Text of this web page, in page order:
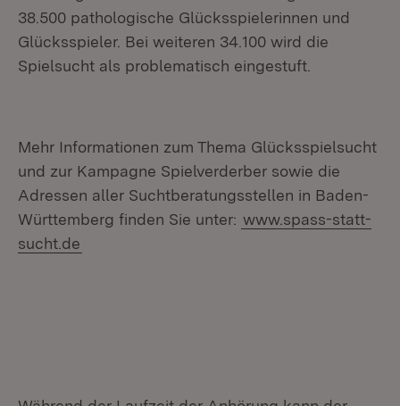
38.500 pathologische Glücksspielerinnen und
Glücksspieler. Bei weiteren 34.100 wird die
Spielsucht als problematisch eingestuft.
Mehr Informationen zum Thema Glücksspielsucht
und zur Kampagne Spielverderber sowie die
Adressen aller Suchtberatungsstellen in Baden-
Württemberg finden Sie unter: www.spass-statt-
sucht.de